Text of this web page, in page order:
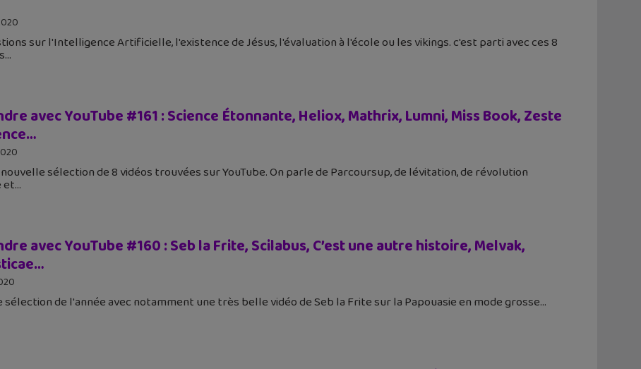
sur l'Intelligence Artificielle, l'existence de Jésus, l'évaluation à l'école ou les vikings. c'est parti avec ces 8
avec YouTube #161 : Science Étonnante, Heliox, Mathrix, Lumni, Miss Book, Zeste
sélection de 8 vidéos trouvées sur YouTube. On parle de Parcoursup, de lévitation, de révolution
et
avec YouTube #160 : Seb la Frite, Scilabus, C’est une autre histoire, Melvak,
sélection de l'année avec notamment une très belle vidéo de Seb la Frite sur la Papouasie en mode grosse